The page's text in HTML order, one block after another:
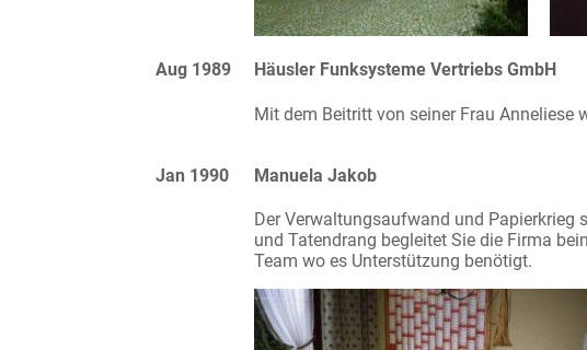
Aug 1989 Häusler Funksysteme Vertriebs GmbH
Mit dem Beitritt von seiner Frau Anneliese
Jan 1990 Manuela Jakob
Der Verwaltungsaufwand und
und Tatendrang begleitet Sie die Firma
Team wo es Unterstützung benötigt.